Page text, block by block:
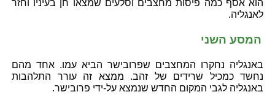
הוא אסף כמה פיסות מחצבים וסלעים שמצאו חן בעיניו וחזר
לאנגליה.
המסע השני
באנגליה נחקרו המחצבים שפרובישר הביא עמו. אחד מהם
נחשד כמכיל שרידים של זהב. ממצא זה עורר התלהבות
באנגליה לגבי המקום החדש שנמצא על-ידי פרובישר.